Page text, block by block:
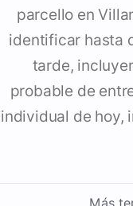
parcello en
identificar hasta
tarde,
probable de
individual de hoy,